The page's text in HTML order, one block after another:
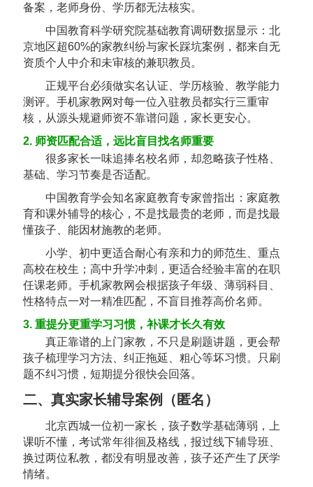
备案，老师身份、学历都无法核实。
中国教育科学研究院基础教育调研数据显示： 北
京地区超60%的家教纠纷与家长踩坑案例，都来自无
资质个人中介和未审核的兼职教员。
正规平台必须做实名认证、学历核验、教学能力
测评。手机家教网对每一位入驻教员都实行三重审
核，从源头规避师资不靠谱问题，家长更安心。
2. 师资匹配合适，远比盲目找名师重要
很多家长一味追捧名校名师，却忽略孩子性格、
基础、学习节奏是否适配。
中国教育学会知名家庭教育专家曾指出： 家庭教
育和课外辅导的核心，不是找最贵的老师，而是找最
懂孩子、能因材施教的老师。
小学、初中更适合耐心有亲和力的师范生、重点
高校在校生；高中升学冲刺，更适合经验丰富的在职
任课老师。手机家教网会根据孩子年级、薄弱科目、
性格特点一对一精准匹配，不盲目推荐高价名师。
3. 重提分更重学习习惯，补课才长久有效
真正靠谱的上门家教，不只是刷题讲题，更会帮
孩子梳理学习方法、纠正拖延、粗心等坏习惯。只刷
题不纠习惯，短期提分很快会回落。
二、真实家长辅导案例（匿名）
北京西城一位初一家长，孩子数学基础薄弱，上
课听不懂，考试常年徘徊及格线，报过线下辅导班、
换过两位私教，都没有明显改善，孩子还产生了厌学
情绪。